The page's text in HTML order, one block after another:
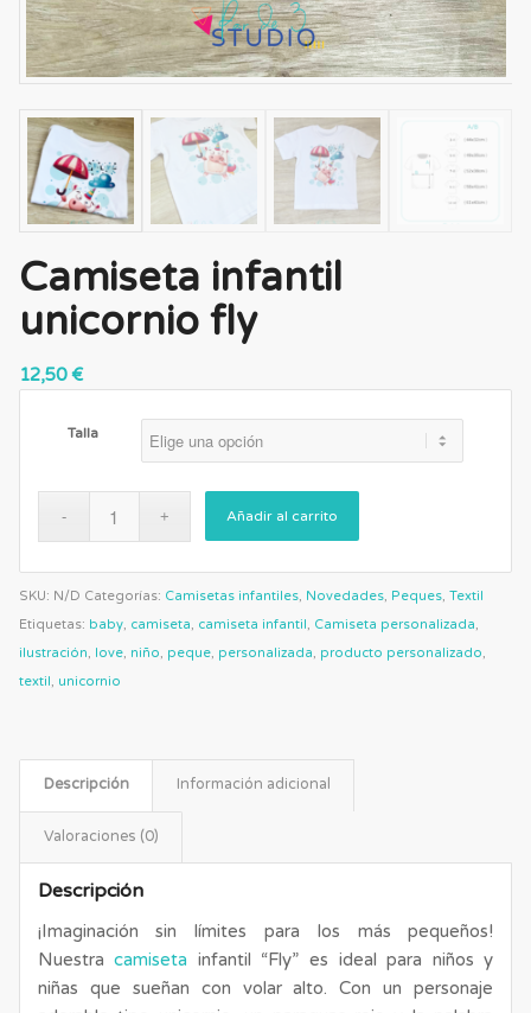
Camiseta infantil
unicornio fly
12,50€
Talla
Añadir al carrito
SKU: N/D Categorías: Camisetas infantiles, Novedades, Peques, Textil
Etiquetas: baby, camiseta, camiseta infantil, Camiseta personalizada,
ilustración, love, niño, peque, personalizada, producto personalizado,
textil, unicornio
Descripción Información adicional
Valoraciones (0)
Descripción
¡Imaginación sin límites para los más pequeños!
Nuestracamiseta infantil “Fly” es ideal para niños y
niñas que sueñan con volar alto. Con un personaje